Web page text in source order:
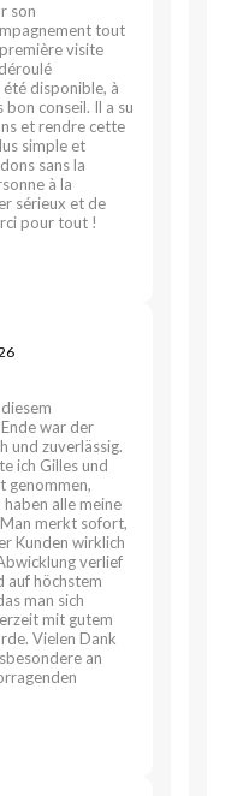
son
tout
visite
disponible, à
conseil. Il a su
et rendre cette
simple et
sans la
à la
sérieux et de
pour tout !
war der
und zuverlässig.
ich Gilles und
genommen,
alle meine
merkt sofort,
Kunden wirklich
verlief
auf höchstem
man sich
mit gutem
Vielen Dank
an